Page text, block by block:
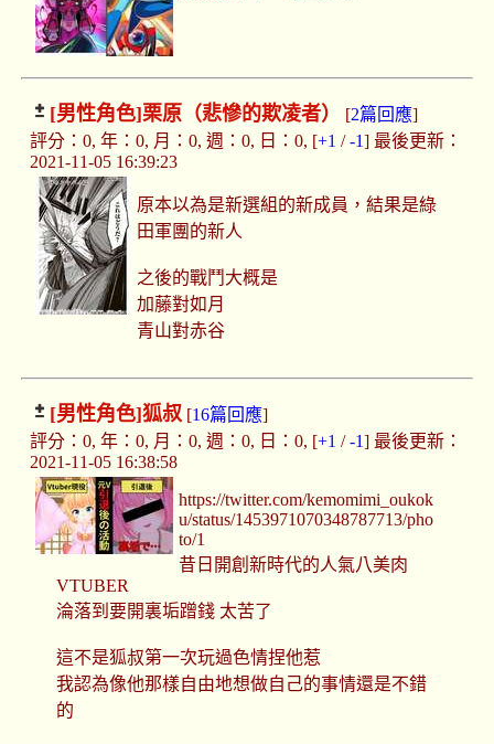
[男性角色]栗原（悲慘的欺凌者） [2篇回應]
評分：0, 年：0, 月：0, 週：0, 日：0, [+1 /-1] 最後更新：
2021-11-05 16:39:23
原本以為是新選組的新成員，結果是綠
田軍團的新人
之後的戰鬥大概是
加藤對如月
青山對赤谷
[男性角色]狐叔 [16篇回應]
評分：0, 年：0, 月：0, 週：0, 日：0, [+1 /-1] 最後更新：
2021-11-05 16:38:58
https://twitter.com/kemomimi_oukok
u/status/1453971070348787713/pho
to/1
昔日開創新時代的人氣八美肉
VTUBER
淪落到要開裏垢蹭錢 太苦了
這不是狐叔第一次玩過色情捏他惹
我認為像他那樣自由地想做自己的事情還是不錯
的